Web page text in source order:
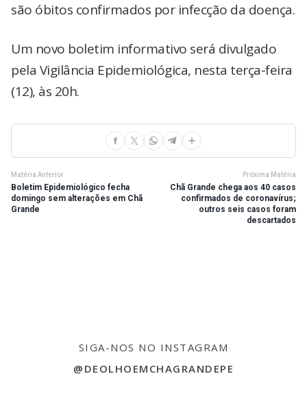
são óbitos confirmados por infecção da doença.
Um novo boletim informativo será divulgado
pela Vigilância Epidemiológica, nesta terça-feira
(12), às 20h.
Matéria Anterior
Boletim Epidemiológico fecha
domingo sem alterações em Chã
Grande
Próxima Matéria
Chã Grande chega aos 40 casos
confirmados de coronavírus;
outros seis casos foram
descartados
SIGA-NOS NO INSTAGRAM
@DEOLHOEMCHAGRANDEPE